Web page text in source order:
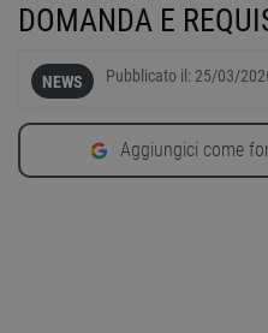
DOMANDA E
NEWS Pubblicato il: 25/03/
Aggiungici come